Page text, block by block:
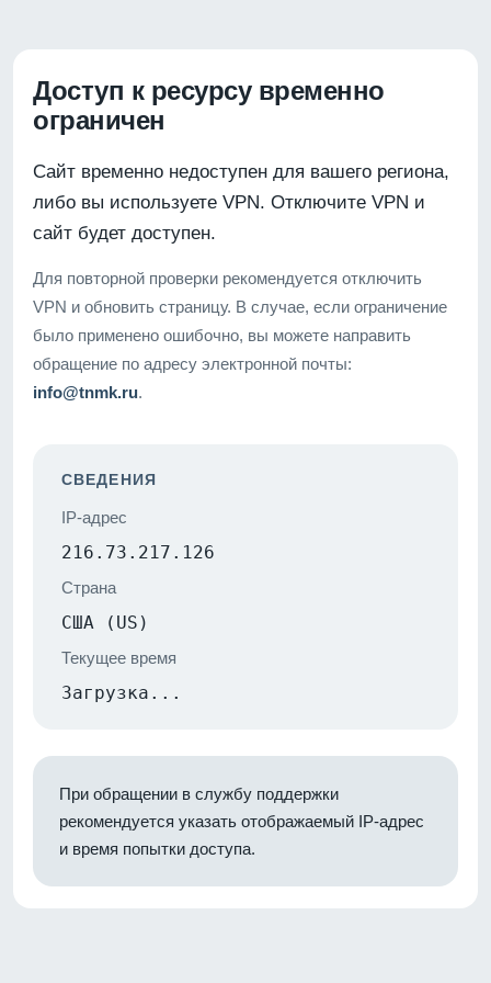
Доступ к ресурсу временно
ограничен
Сайт временно недоступен для вашего региона,
либо вы используете VPN. Отключите VPN и
сайт будет доступен.
Для повторной проверки рекомендуется отключить
VPN и обновить страницу. В случае, если ограничение
было применено ошибочно, вы можете направить
обращение по адресу электронной почты:
info@tnmk.ru.
СВЕДЕНИЯ
IP-адрес
216.73.217.126
Страна
США (US)
Текущее время
Загрузка...
При обращении в службу поддержки
рекомендуется указать отображаемый IP-адрес
и время попытки доступа.